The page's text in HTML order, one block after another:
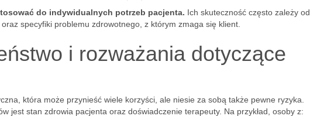
do indywidualnych potrzeb pacjenta. Ich skuteczność często zależy od
oraz specyfiki problemu zdrowotnego, z którym zmaga się klient.
i rozważania dotyczące
która może przynieść wiele korzyści, ale niesie za sobą także pewne ryzyka.
jest stan zdrowia pacjenta oraz doświadczenie terapeuty. Na przykład, osoby z: